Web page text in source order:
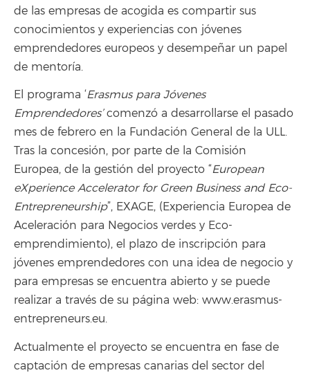
de las empresas de acogida es compartir sus
conocimientos y experiencias con jóvenes
emprendedores europeos y desempeñar un papel
de mentoría.
El programa ‘Erasmus para Jóvenes
Emprendedores’comenzó a desarrollarse el pasado
mes de febrero en la Fundación General de la ULL.
Tras la concesión, por parte de la Comisión
Europea, de la gestión del proyecto “European
eXperience Accelerator for Green Business and Eco-
Entrepreneurship”, EXAGE, (Experiencia Europea de
Aceleración para Negocios verdes y Eco-
emprendimiento), el plazo de inscripción para
jóvenes emprendedores con una idea de negocio y
para empresas se encuentra abierto y se puede
realizar a través de su página web: www.erasmus-
entrepreneurs.eu.
Actualmente el proyecto se encuentra en fase de
captación de empresas canarias del sector del